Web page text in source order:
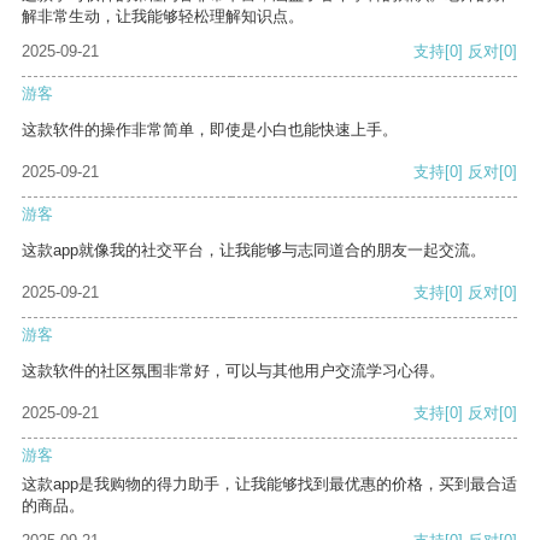
解非常生动，让我能够轻松理解知识点。
2025-09-21
支持[0] 反对[0]
游客
这款软件的操作非常简单，即使是小白也能快速上手。
2025-09-21 支持[0] 反对[0]
游客
这款app就像我的社交平台，让我能够与志同道合的朋友一起交流。
2025-09-21 支持[0] 反对[0]
游客
这款软件的社区氛围非常好，可以与其他用户交流学习心得。
2025-09-21 支持[0] 反对[0]
游客
这款app是我购物的得力助手，让我能够找到最优惠的价格，买到最合适
的商品。